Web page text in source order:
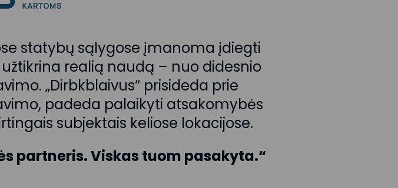
statybų sąlygose įmanoma įdiegti
realią naudą – nuo didesnio
„Dirbkblaivus“ prisideda prie
padeda palaikyti atsakomybės
subjektais keliose lokacijose.
partneris. Viskas tuom pasakyta.“